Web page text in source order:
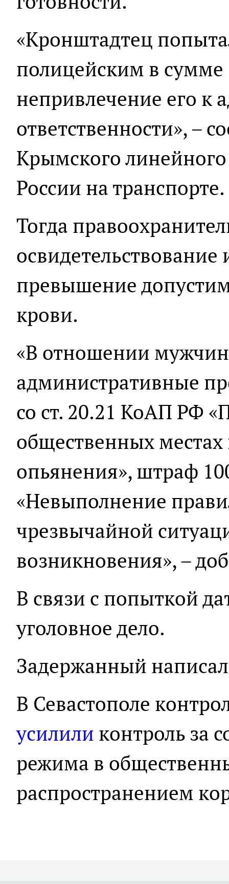
«Кронштадтец
полицейским в сумме
непривлечение его к
ответственности», –
Крымского
России на транспорте.
Тогда
превышение
крови.
«В отношении
административные
со ст. 20.21 КоАП РФ
общественных местах
опьянения», штраф
«Невыполнение
чрезвычайной
возникновения», –
В связи с попыткой
уголовное дело.
Задержанный
В Севастополе
усилили контроль за
режима в
распространением